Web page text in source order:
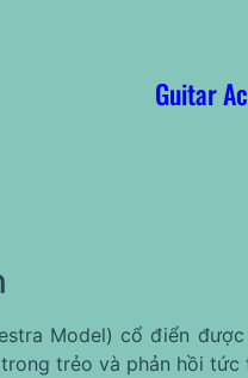
Guitar
Model) cổ điển
trẻo và phản hồi